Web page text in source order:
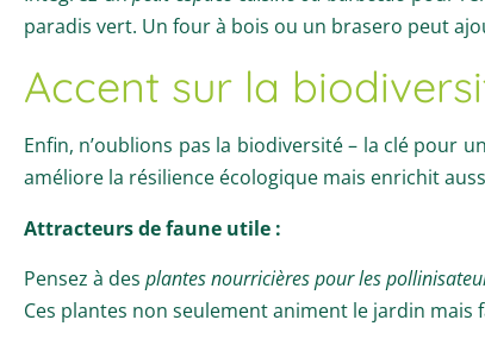
paradis vert. Un four à bois ou un brasero peut
Accent sur la
Enfin, n’oublions pas la biodiversité – la clé pour
améliore la résilience écologique mais enrichit
Attracteurs de faune utile :
Pensez à des plantes nourricières pour les
Ces plantes non seulement animent le jardin